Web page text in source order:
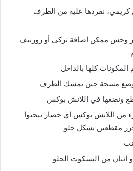
كريمي، نفردها عليه من الطرف
وخس ممكن اضافة تركي أو روزبيف
كلها بالداخل
مسحة جبن تمسك الطرف
من اللانش بوكس اي خضار بيحبوا
مقطعين بشكل حلو
اثنان من البسكوت الحلو